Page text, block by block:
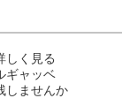
しく見る
ギャッベ
しませんか